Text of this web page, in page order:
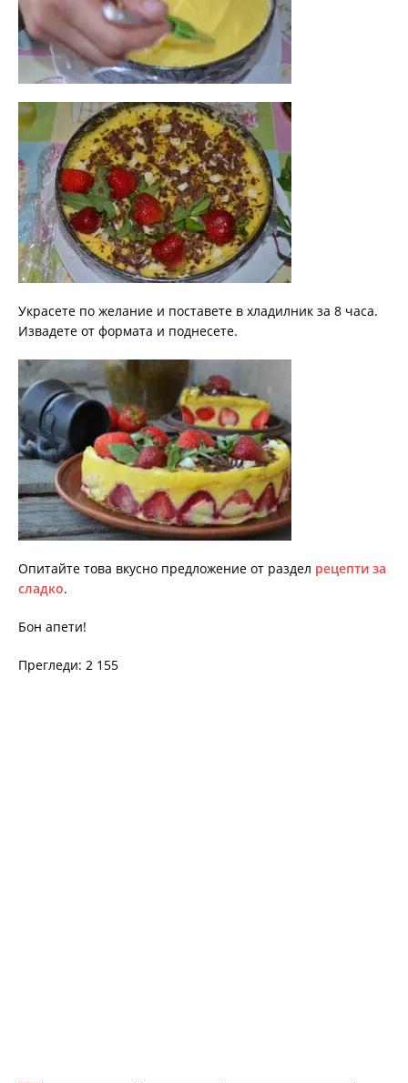
Украсете по желание и поставете в хладилник за 8 часа.
Извадете от формата и поднесете.
Опитайте това вкусно предложение от раздел рецепти за
сладко.
Бон апети!
Прегледи: 2 155